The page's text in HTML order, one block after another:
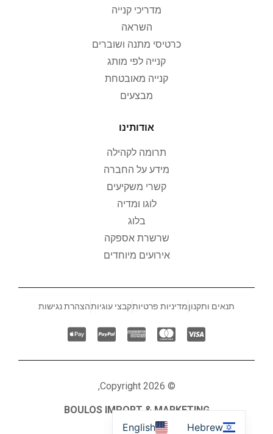
מדריכי קנייה
השראה
כרטיסי מתנה ושוברים
קנייה לפי מותג
קנייה מאובטחת
מבצעים
אודותינו
תרומה לקהילה
מידע על החברה
קשרי משקיעים
לוגו ומדיה
בלוג
שרשרת אספקה
אירועים מיוחדים
תנאים ותקנוןמדיניות פרטיותקבצי עוגיותהצהרת נגישות
© Copyright 2026,
BOULOS IMPORT & MARKETING
Hebrew
English